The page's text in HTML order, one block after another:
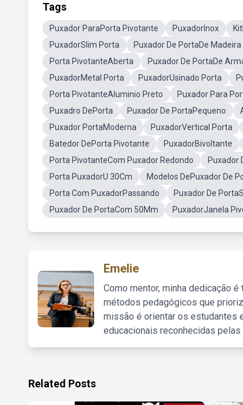
Tags
Puxador ParaPorta Pivotante PuxadorInox
PuxadorSlim Porta
Puxador De PortaDe Madeira
Porta PivotanteAberta
Puxador De PortaDe
PuxadorMetal Porta
PuxadorUsinado Porta
Porta PivotanteAluminio Preto
Puxador Para
Puxadro DePorta
Puxador De PortaPequeno
Puxador PortaModerna
PuxadorVertical Porta
Batedor DePorta Pivotante
PuxadorBivoltante
Porta PivotanteCom Puxador Redondo
Puxador
Porta PuxadorU 30Cm
Modelos DePuxador De
Porta Com PuxadorPassando
Puxador De
Puxador De PortaCom 50Mm
PuxadorJanela
Emelie
Como mentor, minha dedicação
métodos pedagógicos que
missão é orientar os estudantes
educacionais reconhecidas
Related Posts